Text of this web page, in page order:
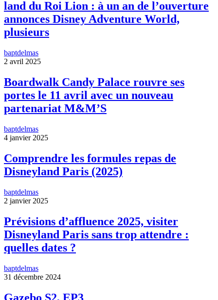
land du Roi Lion : à un an de l’ouverture
annonces Disney Adventure World,
plusieurs
baptdelmas
2 avril 2025
Boardwalk Candy Palace rouvre ses
portes le 11 avril avec un nouveau
partenariat M&M’S
baptdelmas
4 janvier 2025
Comprendre les formules repas de
Disneyland Paris (2025)
baptdelmas
2 janvier 2025
Prévisions d’affluence 2025, visiter
Disneyland Paris sans trop attendre :
quelles dates ?
baptdelmas
31 décembre 2024
Gazebo S2, EP3